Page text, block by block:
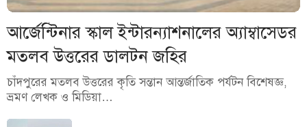
আর্জেন্টিনার স্কাল ইন্টারন্যাশনালের অ্যাম্বাসেডর
মতলব উত্তরের ডালটন জহির
চাঁদপুরের মতলব উত্তরের কৃতি সন্তান আন্তর্জাতিক পর্যটন বিশেষজ্ঞ,
ভ্রমণ লেখক ও মিডিয়া…